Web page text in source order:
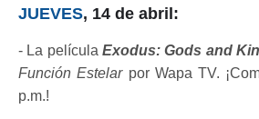
JUEVES, 14 de abril:
- La película Exodus: Gods and
Función Estelarpor Wapa TV.
p.m.!